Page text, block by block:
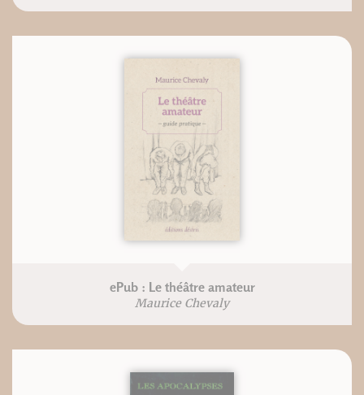
ePub : Le théâtre amateur
Maurice Chevaly